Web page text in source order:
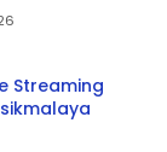
Streaming